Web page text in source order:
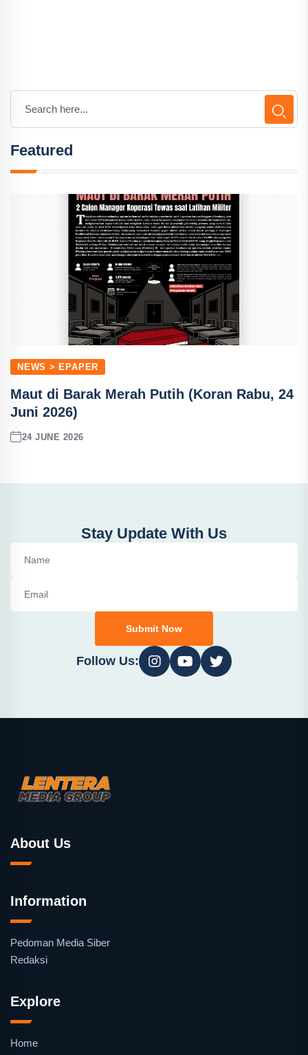
Featured
NEWS > EPAPER
Maut di Barak Merah Putih (Koran Rabu, 24
Juni 2026)
24 JUNE 2026
Stay Update With Us
Submit Now
Follow Us:
About Us
Information
Pedoman Media Siber
Redaksi
Explore
Home